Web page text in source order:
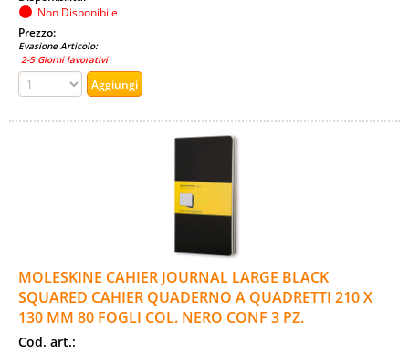
Non Disponibile
Prezzo:
Evasione Articolo:
2-5 Giorni lavorativi
MOLESKINE CAHIER JOURNAL LARGE BLACK
SQUARED CAHIER QUADERNO A QUADRETTI 210 X
130 MM 80 FOGLI COL. NERO CONF 3 PZ.
Cod. art.: